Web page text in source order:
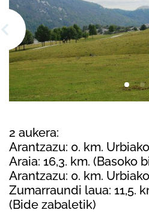
2 aukera:
Arantzazu: 0. km.
Araia: 16,3. km. (Basoko
Arantzazu: 0. km.
Zumarraundi laua: 11,5.
(Bide zabaletik)